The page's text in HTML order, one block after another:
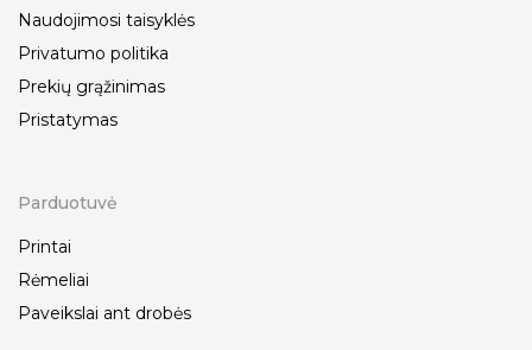
Naudojimosi taisyklės
Privatumo politika
Prekių grąžinimas
Pristatymas
Parduotuvė
Printai
Rėmeliai
Paveikslai ant drobės